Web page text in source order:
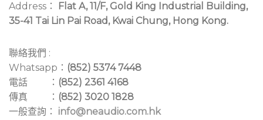
Address：
Flat A, 11/F, Gold King Industrial Building,
35-41 Tai Lin Pai Road, Kwai Chung, Hong Kong.
聯絡我們 :
Whatsapp： (852) 5374 7448
電話 ： (852) 2361 4168
傳真 ： (852) 3020 1828
一般查詢： info@neaudio.com.hk